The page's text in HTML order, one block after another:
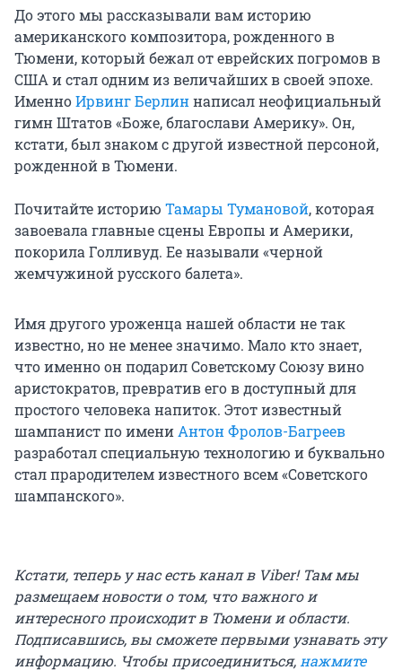
подмостках. И вот финал — народный суд
Фрунзенского района приговорил Глеба
Романова за злостное хулиганство к трем годам
лишения свободы. Как могло случиться, что
дебошир и хулиган в течение трех лет
куражился, издевался над многими людьми?
Время от времени в квартире № 99 появлялись
утихомиривали, иногда отвозили в отделение.
А через некоторое время всё повторялось
сначала. Правда, один раз дело о хулиганском
поведении Романова даже направили в суд.
"художествам" Глеба Романова администрация
Госконцерта? Услышав об очередном дебоше
артиста, здесь пожимали плечами и…
отправляли его с глаз долой, куда-нибудь в
дальнюю гастрольную поездку. Но и там Глеб
Романов отнюдь не старался сдерживаться. То
он срывал концерты, то врывался среди ночи в
номера к своим коллегам по труппе.
коллективе? Позицию, которую занимали его
товарищи по работе, можно охарактеризовать
так: молчаливое попустительство. Не будем
голословными. Во Владивостоке пьяный
Романов выбрасывает из номера пустую
До этого мы рассказывали вам историю
американского композитора, рожденного в
Тюмени, который бежал от еврейских погромов в
США и стал одним из величайших в своей эпохе.
ИменноИрвинг Берлиннаписал неофициальный
гимн Штатов «Боже, благослави Америку». Он,
кстати, был знаком с другой известной персоной,
рожденной в Тюмени.
Почитайте историю Тамары Тумановой, которая
завоевала главные сцены Европы и Америки,
покорила Голливуд. Ее называли «черной
жемчужиной русского балета».
Имя другого уроженца нашей области не так
известно, но не менее значимо. Мало кто знает,
что именно он подарил Советскому Союзу вино
аристократов, превратив его в доступный для
простого человека напиток. Этот известный
шампанист по имени Антон Фролов-Багреев
разработал специальную технологию и буквально
стал прародителем известного всем «Советского
шампанского».
Кстати, теперь у нас есть канал в Viber! Там мы
размещаем новости о том, что важного и
интересного происходит в Тюмени и области.
Подписавшись, вы сможете первыми узнавать эту
информацию. Чтобы присоединиться, нажмите